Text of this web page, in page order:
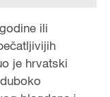
ili
je hrvatski